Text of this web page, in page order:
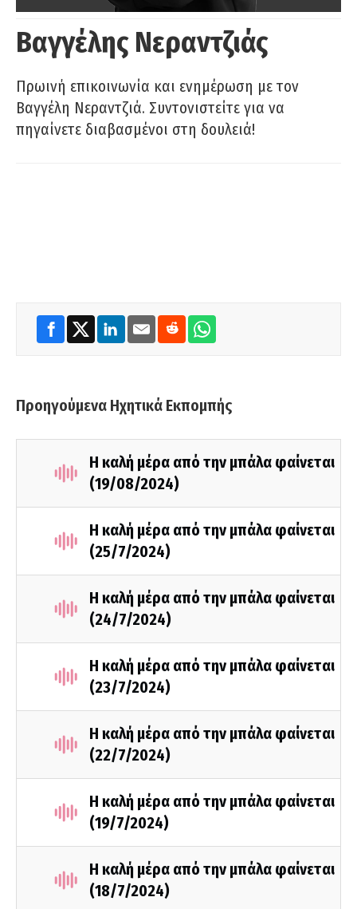
Βαγγέλης Νεραντζιάς
Πρωινή επικοινωνία και ενημέρωση με τον
Βαγγέλη Νεραντζιά. Συντονιστείτε για να
πηγαίνετε διαβασμένοι στη δουλειά!
Προηγούμενα Ηχητικά Εκπομπής
Η καλή μέρα από την μπάλα φαίνεται
(19/08/2024)
Η καλή μέρα από την μπάλα φαίνεται
(25/7/2024)
Η καλή μέρα από την μπάλα φαίνεται
(24/7/2024)
Η καλή μέρα από την μπάλα φαίνεται
(23/7/2024)
Η καλή μέρα από την μπάλα φαίνεται
(22/7/2024)
Η καλή μέρα από την μπάλα φαίνεται
(19/7/2024)
Η καλή μέρα από την μπάλα φαίνεται
(18/7/2024)